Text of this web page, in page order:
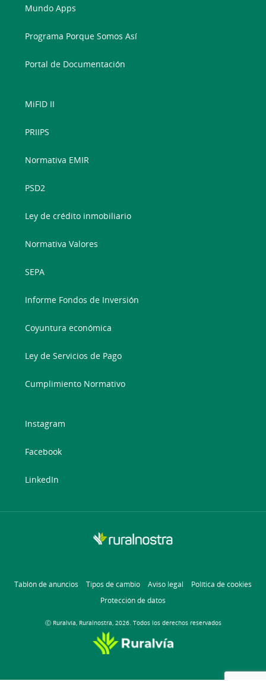
Mundo Apps
Programa Porque Somos Así
Portal de Documentación
MiFID II
PRIIPS
Normativa EMIR
PSD2
Ley de crédito inmobiliario
Normativa Valores
SEPA
Informe Fondos de Inversión
Coyuntura económica
Ley de Servicios de Pago
Cumplimiento Normativo
Instagram
Facebook
LinkedIn
Tablón de anuncios Tipos de cambio Aviso legal
Política de cookies
Protección de datos
Ⓒ Ruralvía, Ruralnostra, 2026. Todos los derechos reservados